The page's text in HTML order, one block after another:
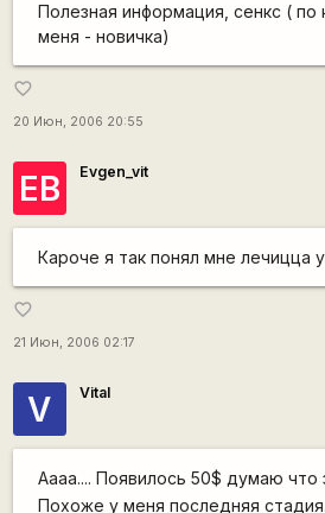
Полезная информация, сенкс ( по
меня - новичка)
favorite_border
20 Июн, 2006 20:55
ЕВ Evgen_vit
Кароче я так понял мне лечицца
favorite_border
21 Июн, 2006 02:17
V Vital
Аааа.... Появилось 50$ думаю что
Похоже у меня последняя